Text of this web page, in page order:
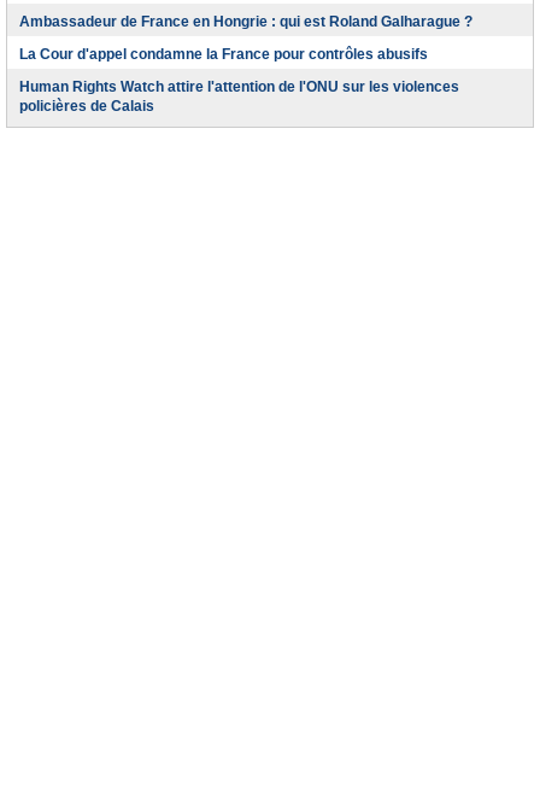
Ambassadeur de France en Hongrie : qui est Roland Galharague ?
La Cour d'appel condamne la France pour contrôles abusifs
Human Rights Watch attire l'attention de l'ONU sur les violences
policières de Calais